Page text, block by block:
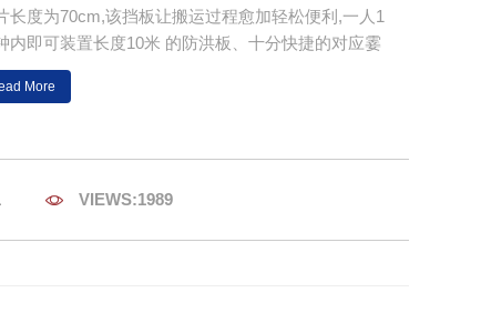
长度为70cm,该挡板让搬运过程愈加轻松便利,一人1
内即可装置长度10米 的防洪板、十分快捷的对应霎
水。
More
 VIEWS:1989